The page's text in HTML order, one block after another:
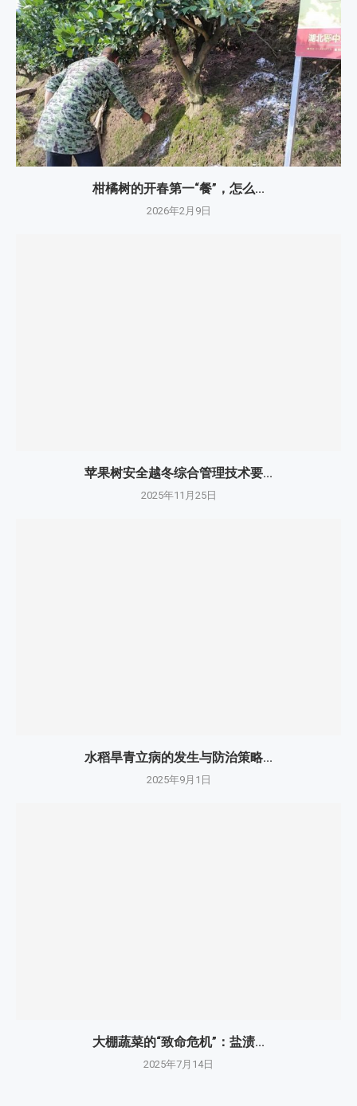
柑橘树的开春第一“餐”，怎么...
2026年2月9日
苹果树安全越冬综合管理技术要...
2025年11月25日
水稻旱青立病的发生与防治策略...
2025年9月1日
大棚蔬菜的“致命危机”：盐渍...
2025年7月14日